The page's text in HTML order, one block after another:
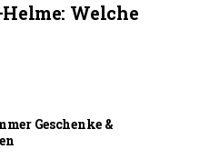
Welche
Geschenke &